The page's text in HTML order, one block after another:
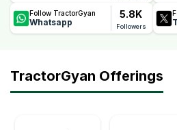
Follow TractorGyan
Whatsapp
5.8K
Followers
TractorGyan Offerings